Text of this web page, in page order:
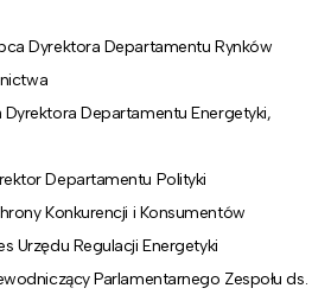
Dyrektora Departamentu Rynków
Dyrektora Departamentu Energetyki,
Departamentu Polityki
Konkurencji i Konsumentów
Urzędu Regulacji Energetyki
Parlamentarnego Zespołu ds.